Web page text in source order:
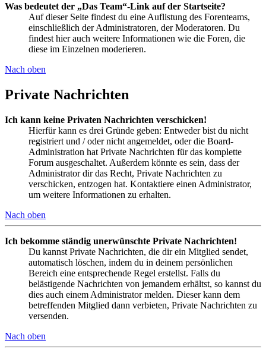
Was bedeutet der „Das Team“-Link auf der Startseite?
Auf dieser Seite findest du eine Auflistung des Forenteams,
einschließlich der Administratoren, der Moderatoren. Du
findest hier auch weitere Informationen wie die Foren, die
diese im Einzelnen moderieren.
Nach oben
Private Nachrichten
Ich kann keine Privaten Nachrichten verschicken!
Hierfür kann es drei Gründe geben: Entweder bist du nicht
registriert und / oder nicht angemeldet, oder die Board-
Administration hat Private Nachrichten für das komplette
Forum ausgeschaltet. Außerdem könnte es sein, dass der
Administrator dir das Recht, Private Nachrichten zu
verschicken, entzogen hat. Kontaktiere einen Administrator,
um weitere Informationen zu erhalten.
Nach oben
Ich bekomme ständig unerwünschte Private Nachrichten!
Du kannst Private Nachrichten, die dir ein Mitglied sendet,
automatisch löschen, indem du in deinem persönlichen
Bereich eine entsprechende Regel erstellst. Falls du
belästigende Nachrichten von jemandem erhältst, so kannst du
dies auch einem Administrator melden. Dieser kann dem
betreffenden Mitglied dann verbieten, Private Nachrichten zu
versenden.
Nach oben